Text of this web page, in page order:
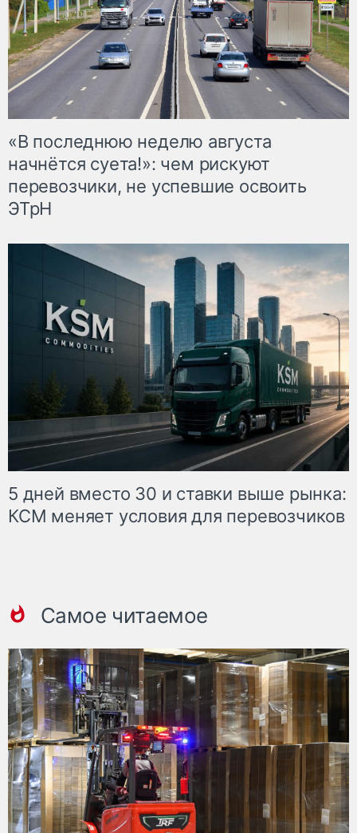
«В последнюю неделю августа
начнётся суета!»: чем рискуют
перевозчики, не успевшие освоить
ЭТрН
5 дней вместо 30 и ставки выше рынка:
КСМ меняет условия для перевозчиков
Самое читаемое